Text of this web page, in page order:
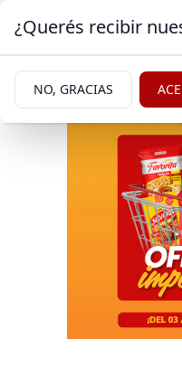
¿Querés recibir
NO, GRACIAS